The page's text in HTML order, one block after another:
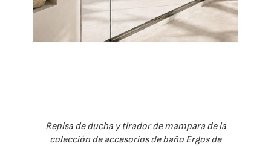
Repisa de ducha y tirador de mampara de la
colección de accesorios de baño Ergos de